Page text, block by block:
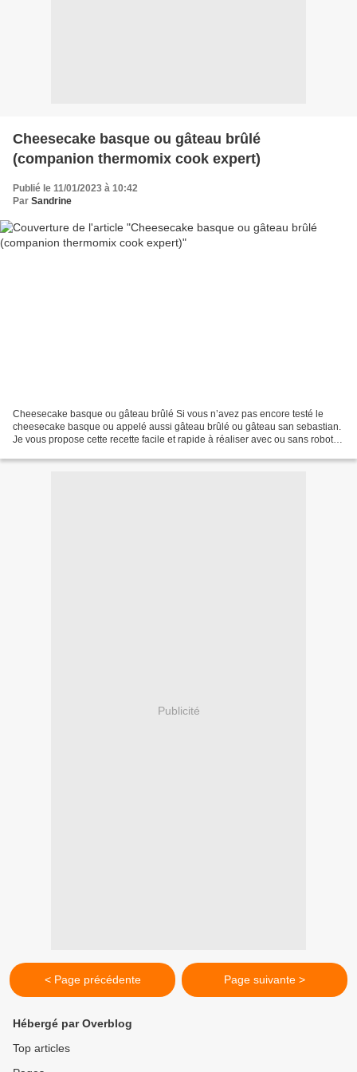
Cheesecake basque ou gâteau brûlé
(companion thermomix cook expert)
Publié le 11/01/2023 à 10:42
Par Sandrine
Cheesecake basque ou gâteau brûlé Si vous n’avez pas encore testé le
cheesecake basque ou appelé aussi gâteau brûlé ou gâteau san sebastian.
Je vous propose cette recette facile et rapide à réaliser avec ou sans robot
Publicité
< Page précédente Page suivante >
Hébergé par Overblog
Top articles